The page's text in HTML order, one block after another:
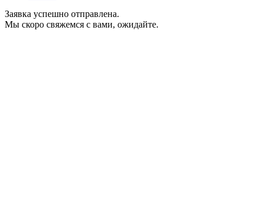
Заявка успешно отправлена.
Мы скоро свяжемся с вами, ожидайте.